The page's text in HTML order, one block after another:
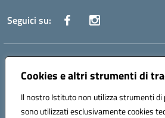
Cookies e altri strumenti di
Il nostro Istituto non utilizza strumenti
sono utilizzati esclusivamente cookies
Seguici su:
Indirizzo:
Centralino:0823 742191 Email:
Codice fiscale: 93117040613